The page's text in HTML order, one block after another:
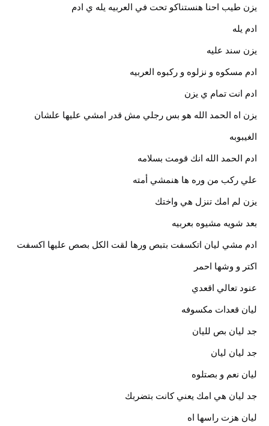
يزن طيب احنا هنستناكو تحت في العربيه يله ي ادم
ادم يله
يزن سند عليه
ادم مسكوه و نزلوه و ركبوه العربيه
ادم انت تمام ي يزن
يزن اه الحمد الله هو بس رجلي مش قدر امشي عليها علشان
الغيبوبه
ادم الحمد الله انك قومت بسلامه
علي ركب من وره ها هنمشي أمته
يزن لم امك تنزل هي واختك
بعد شويه مشيوه بعربيه
ادم مشي ليان اتكسفت بتبص ورها لقت الكل بصص عليها اكسفت
اكتر و وشها احمر
عنود تعالي اقعدي
ليان قعدات مكسوفه
جد ليان بص لليان
جد ليان ليان
ليان نعم و بصتلوه
جد ليان هي امك يعني كانت بتضربك
ليان هزت راسها اه